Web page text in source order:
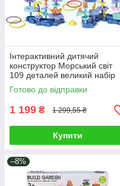
Інтерактивний дитячий
конструктор Морський світ
109 деталей великий набір
блоків для складання фігур
фігурка кита метальник
Готово до відправки
1 199 ₴ 1 299,55 ₴
Купити
–8%